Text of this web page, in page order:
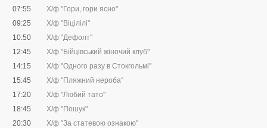
07:55
Х/ф "Гори, гори ясно"
09:25
Х/ф "Віцілілі"
10:50
Х/ф "Дефолт"
12:45
Х/ф "Бійцівський жіночий клуб"
14:15
Х/ф "Одного разу в Стокгольмі"
15:45
Х/ф "Пляжний нероба"
17:20
Х/ф "Любий тато"
18:45
Х/ф "Пошук"
20:30
Х/ф "За статевою ознакою"